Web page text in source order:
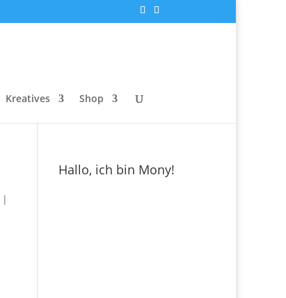
Kreatives Shop
|
Hallo, ich bin Mony!